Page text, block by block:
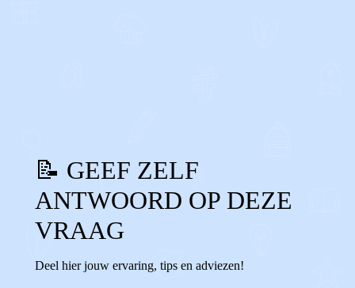
📝 GEEF ZELF
ANTWOORD OP DEZE
VRAAG
Deel hier jouw ervaring, tips en adviezen!